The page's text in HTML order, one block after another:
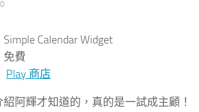
Calendar Widget
免費
Play 商店
阿輝才知道的，真的是一試成主顧！